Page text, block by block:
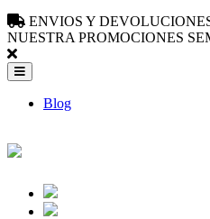
ENVIOS Y
NUESTRA PROMOCIONES
Blog